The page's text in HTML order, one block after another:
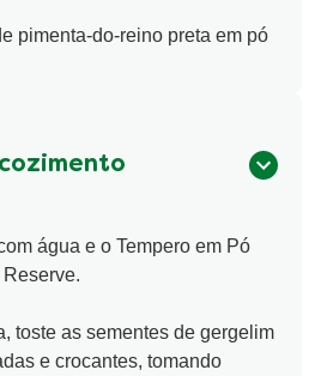
pimenta-do-reino preta em pó
água e o Tempero em Pó
Reserve.
toste as sementes de gergelim
e crocantes, tomando